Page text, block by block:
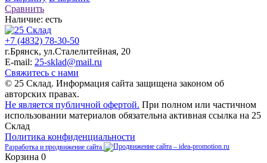
Сравнить
Наличие: есть
+7 (4832) 78-30-50
г.Брянск, ул.Сталелитейная, 20
E-mail: 25-sklad@mail.ru
Свяжитесь с нами
© 25 Склад. Информация сайта защищена законом об
авторских правах.
Не является публичной офертой. При полном или частичном
использовании материалов обязательна активная ссылка на 25
Склад
Политика конфиденциальности
Разработка и продвижение сайта
Корзина 0